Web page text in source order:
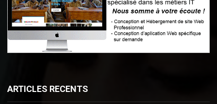
ARTICLES RECENTS